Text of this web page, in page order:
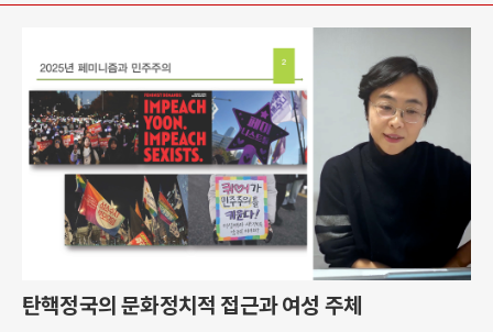
탄핵정국의 문화정치적 접근과 여성 주체